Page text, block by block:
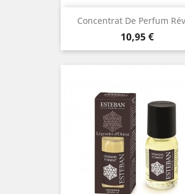
Concentrat De Perfum
Preu
10,95 €